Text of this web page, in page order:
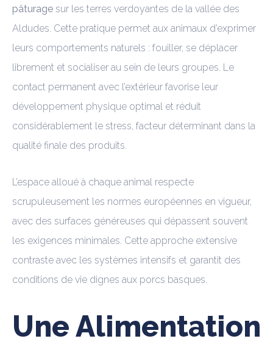
pâturage sur les terres verdoyantes de la vallée des
Aldudes. Cette pratique permet aux animaux d’exprimer
leurs comportements naturels : fouiller, se déplacer
librement et socialiser au sein de leurs groupes. Le
contact permanent avec l’extérieur favorise leur
développement physique optimal et réduit
considérablement le stress, facteur déterminant dans la
qualité finale des produits.
L’espace alloué à chaque animal respecte
scrupuleusement les normes européennes en vigueur,
avec des surfaces généreuses qui dépassent souvent
les exigences minimales. Cette approche extensive
contraste avec les systèmes intensifs et garantit des
conditions de vie dignes aux porcs basques.
Une Alimentation